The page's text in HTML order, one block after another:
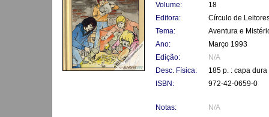
Volume:
18
Editora:
Círculo de
Tema:
Aventura e
Ano:
Março 1993
Edição:
N/A
Desc. Física:
185 p. : capa dura
ISBN:
972-42-0659-0
Notas: N/A